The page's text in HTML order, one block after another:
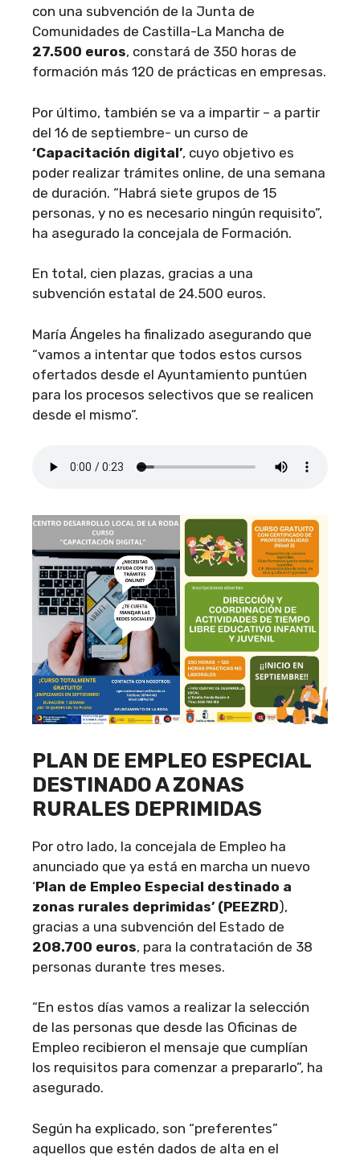
con una subvención de la Junta de
Comunidades de Castilla-La Mancha de
27.500 euros, constará de 350 horas de
formación más 120 de prácticas en empresas.
Por último, también se va a impartir – a partir
del 16 de septiembre- un curso de
‘Capacitación digital’, cuyo objetivo es
poder realizar trámites online, de una semana
de duración. “Habrá siete grupos de 15
personas, y no es necesario ningún requisito”,
ha asegurado la concejala de Formación.
En total, cien plazas, gracias a una
subvención estatal de 24.500 euros.
María Ángeles ha finalizado asegurando que
“vamos a intentar que todos estos cursos
ofertados desde el Ayuntamiento puntúen
para los procesos selectivos que se realicen
desde el mismo”.
PLAN DE EMPLEO ESPECIAL
DESTINADO A ZONAS
RURALES DEPRIMIDAS
Por otro lado, la concejala de Empleo ha
anunciado que ya está en marcha un nuevo
‘Plan de Empleo Especial destinado a
zonas rurales deprimidas’ (PEEZRD),
gracias a una subvención del Estado de
208.700 euros, para la contratación de 38
personas durante tres meses.
“En estos días vamos a realizar la selección
de las personas que desde las Oficinas de
Empleo recibieron el mensaje que cumplían
los requisitos para comenzar a prepararlo”, ha
asegurado.
Según ha explicado, son “preferentes”
aquellos que estén dados de alta en el